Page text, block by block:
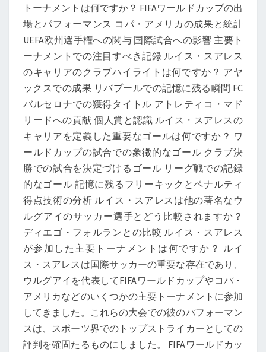
ラ
イ
ト、
重
要
な
ゴ
ー
ル
トーナメントは何ですか？ FIFAワールドカップの出
場とパフォーマンス コパ・アメリカの成果と統計
UEFA欧州選手権への関与 国際試合への影響 主要ト
ーナメントでの注目すべき記録 ルイス・スアレス
のキャリアのクラブハイライトは何ですか？ アヤ
ックスでの成果 リバプールでの記憶に残る瞬間 FC
バルセロナでの獲得タイトル アトレティコ・マド
リードへの貢献 個人賞と認識 ルイス・スアレスの
キャリアを定義した重要なゴールは何ですか？ ワ
ールドカップの試合での象徴的なゴール クラブ決
勝での試合を決定づけるゴール リーグ戦での記録
的なゴール 記憶に残るフリーキックとペナルティ
得点技術の分析 ルイス・スアレスは他の著名なウ
ルグアイのサッカー選手とどう比較されますか？
ディエゴ・フォルランとの比較 ルイス・スアレス
が参加した主要トーナメントは何ですか？ ルイ
ス・スアレスは国際サッカーの重要な存在であり、
ウルグアイを代表してFIFAワールドカップやコパ・
アメリカなどのいくつかの主要トーナメントに参加
してきました。これらの大会での彼のパフォーマン
スは、スポーツ界でのトップストライカーとしての
評判を確固たるものにしました。 FIFAワールドカッ